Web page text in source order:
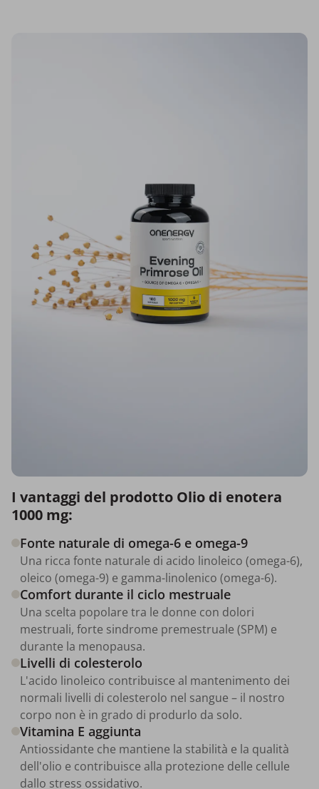
I vantaggi del prodotto Olio di enotera
1000 mg:
Fonte naturale di omega-6 e omega-9
Una ricca fonte naturale di acido linoleico (omega-6),
oleico (omega-9) e gamma-linolenico (omega-6).
Comfort durante il ciclo mestruale
Una scelta popolare tra le donne con dolori
mestruali, forte sindrome premestruale (SPM) e
durante la menopausa.
Livelli di colesterolo
L'acido linoleico contribuisce al mantenimento dei
normali livelli di colesterolo nel sangue – il nostro
corpo non è in grado di produrlo da solo.
Vitamina E aggiunta
Antiossidante che mantiene la stabilità e la qualità
dell'olio e contribuisce alla protezione delle cellule
dallo stress ossidativo.